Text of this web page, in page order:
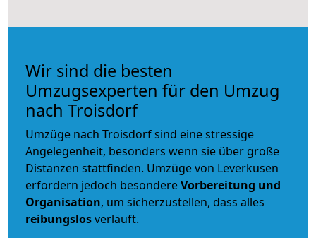
Wir sind die besten
Umzugsexperten für den Umzug
nach Troisdorf
Umzüge nach Troisdorf sind eine stressige
Angelegenheit, besonders wenn sie über große
Distanzen stattfinden. Umzüge von Leverkusen
erfordern jedoch besondereVorbereitung und
Organisation, um sicherzustellen, dass alles
reibungslosverläuft.